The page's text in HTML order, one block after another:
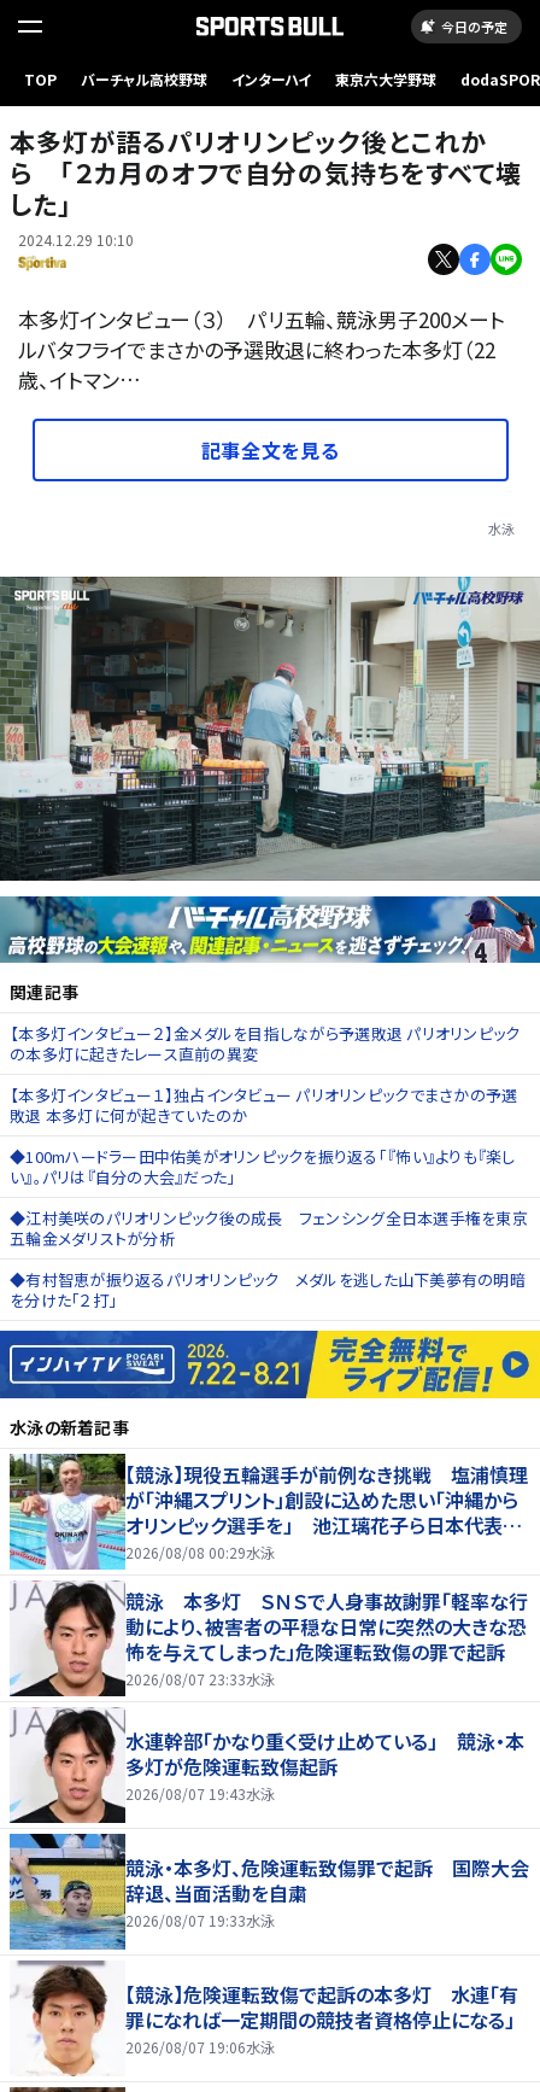
今日の予定
TOP バーチャル高校野球 インターハイ 東京六大学野球
本多灯が語るパリオリンピック後とこれか
ら 「２カ月のオフで自分の気持ちをすべて壊
した」
2024.12.29 10:10
本多灯インタビュー（３） パリ五輪、競泳男子200メート
ルバタフライでまさかの予選敗退に終わった本多灯（22
歳、イトマン…
記事全文を見る
水泳
関連記事
【本多灯インタビュー２】金メダルを目指しながら予選敗退 パリオリンピック
の本多灯に起きたレース直前の異変
【本多灯インタビュー１】独占インタビュー パリオリンピックでまさかの予選
敗退 本多灯に何が起きていたのか
◆100mハードラー田中佑美がオリンピックを振り返る「『怖い』よりも『楽し
い』。パリは『自分の大会』だった」
◆江村美咲のパリオリンピック後の成長 フェンシング全日本選手権を東京
五輪金メダリストが分析
◆有村智恵が振り返るパリオリンピック メダルを逃した山下美夢有の明暗
を分けた「２打」
水泳の新着記事
【競泳】現役五輪選手が前例なき挑戦 塩浦慎理
が「沖縄スプリント」創設に込めた思い「沖縄から
オリンピック選手を」 池江璃花子ら日本代表も
参戦
2026/08/08 00:29水泳
競泳 本多灯 ＳＮＳで人身事故謝罪「軽率な行
動により、被害者の平穏な日常に突然の大きな恐
怖を与えてしまった」危険運転致傷の罪で起訴
2026/08/07 23:33水泳
水連幹部「かなり重く受け止めている」 競泳・本
多灯が危険運転致傷起訴
2026/08/07 19:43水泳
競泳・本多灯、危険運転致傷罪で起訴 国際大会
辞退、当面活動を自粛
2026/08/07 19:33水泳
【競泳】危険運転致傷で起訴の本多灯 水連「有
罪になれば一定期間の競技者資格停止になる」
2026/08/07 19:06水泳